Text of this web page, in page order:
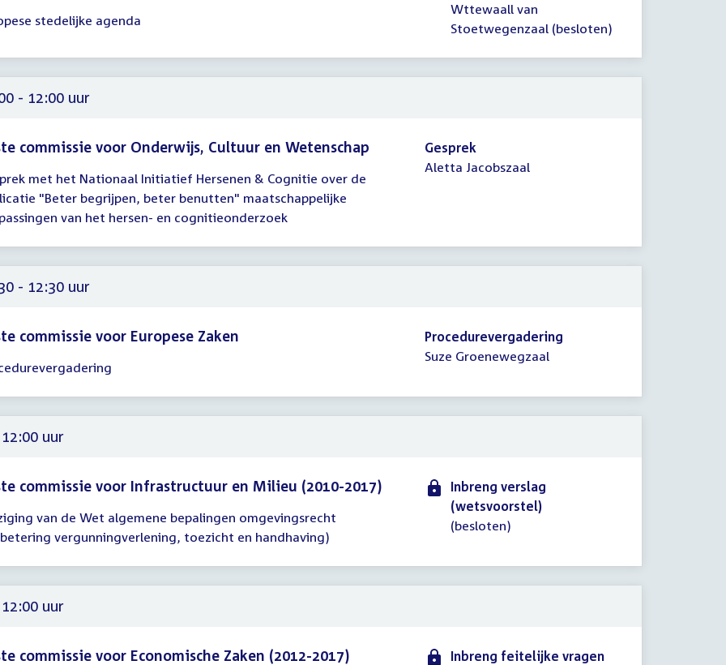
stedelijke agenda
Wttewaall van
Stoetwegenzaal (besloten)
- 12:00 uur
commissie voor Onderwijs, Cultuur en Wetenschap
met het Nationaal Initiatief Hersenen & Cognitie over de
"Beter begrijpen, beter benutten" maatschappelijke
van het hersen- en cognitieonderzoek
Gesprek
Aletta Jacobszaal
- 12:30 uur
commissie voor Europese Zaken
Procedurevergadering
Suze Groenewegzaal
uur
commissie voor Infrastructuur en Milieu (2010-2017)
van de Wet algemene bepalingen omgevingsrecht
vergunningverlening, toezicht en handhaving)
Inbreng verslag
(wetsvoorstel)
(besloten)
uur
commissie voor Economische Zaken (2012-2017)
Inbreng feitelijke vragen